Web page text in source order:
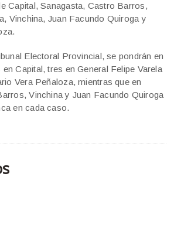
Capital, Sanagasta, Castro Barros,
Vinchina, Juan Facundo Quiroga y
Electoral Provincial, se pondrán en
Capital, tres en General Felipe Varela
Vera Peñaloza, mientras que en
Vinchina y Juan Facundo Quiroga
en cada caso.